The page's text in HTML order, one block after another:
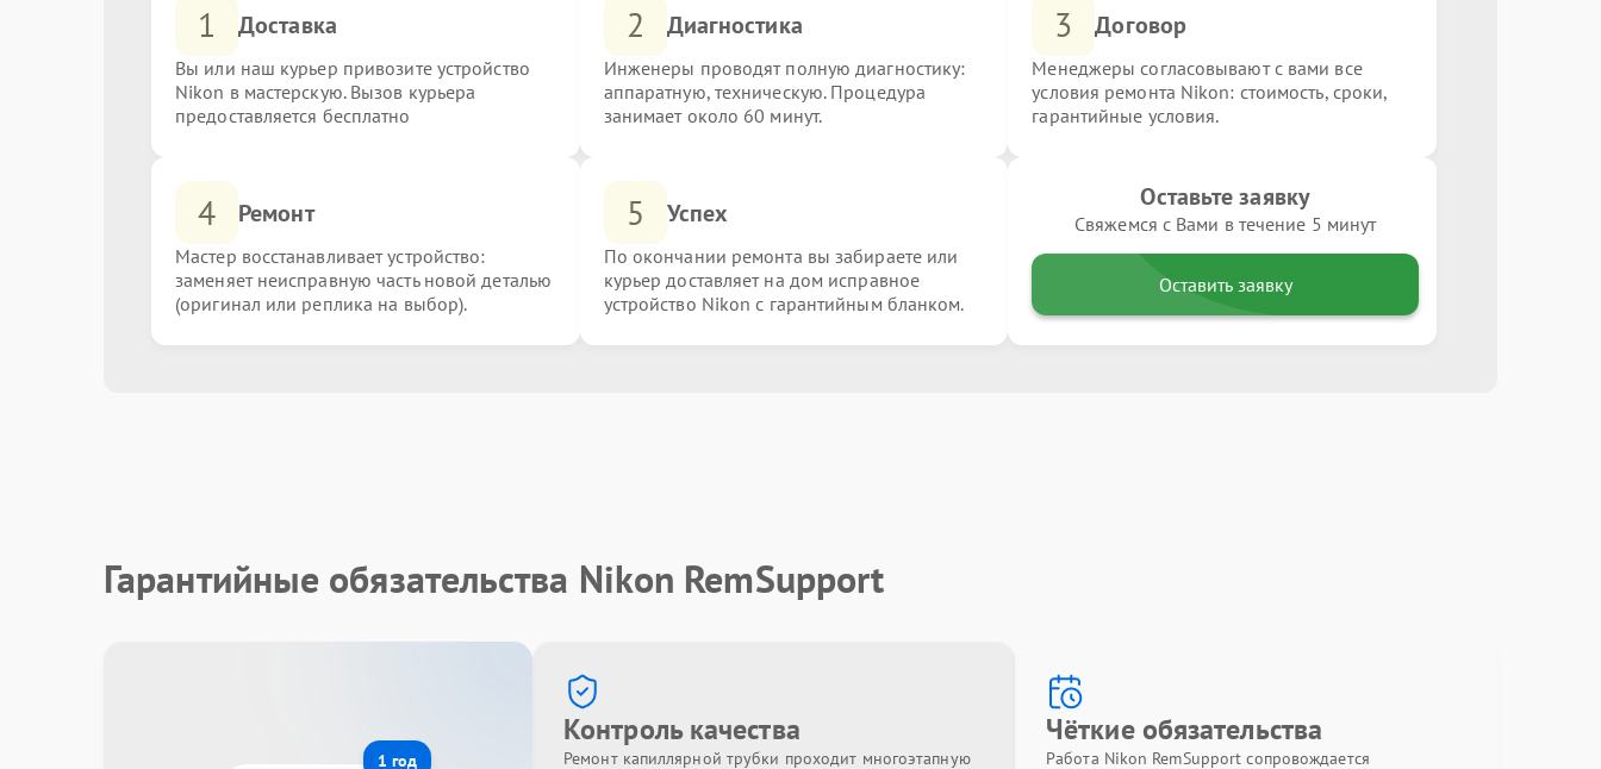
1 Доставка
Вы или наш курьер привозите устройство
Nikon в мастерскую. Вызов курьера
предоставляется бесплатно
2 Диагностика
Инженеры проводят полную диагностику:
аппаратную, техническую. Процедура
занимает около 60 минут.
3 Договор
Менеджеры согласовывают с вами все
условия ремонта Nikon: стоимость, сроки,
гарантийные условия.
4 Ремонт
Мастер восстанавливает устройство:
заменяет неисправную часть новой деталью
(оригинал или реплика на выбор).
5 Успех
По окончании ремонта вы забираете или
курьер доставляет на дом исправное
устройство Nikon с гарантийным бланком.
Оставьте заявку
Свяжемся с Вами в течение 5 минут
Оставить заявку
Гарантийные обязательства Nikon RemSupport
1 год
Контроль качества
Ремонт капиллярной трубки проходит многоэтапную
Чёткие обязательства
Работа Nikon RemSupport сопровождается